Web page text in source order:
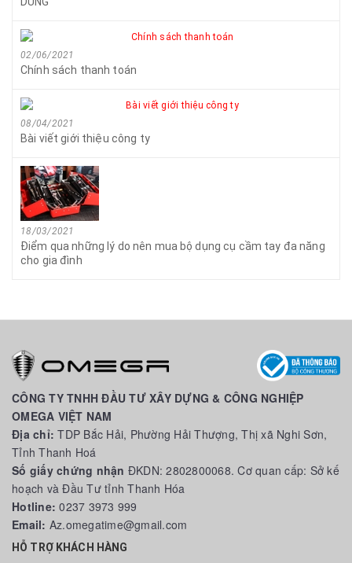
02/06/2021
Chính sách thanh toán
08/04/2021
Bài viết giới thiệu công ty
18/03/2021
Điểm qua những lý do nên mua bộ dụng cụ cầm tay đa năng
cho gia đình
CÔNG TY TNHH ĐẦU TƯ XÂY DỰNG & CÔNG NGHIỆP
OMEGA VIỆT NAM
Địa chỉ:TDP Bắc Hải, Phường Hải Thượng, Thị xã Nghi Sơn,
Tỉnh Thanh Hoá
Số giấy chứng nhận ĐKDN: 2802800068. Cơ quan cấp: Sở kế
hoạch và Đầu Tư tỉnh Thanh Hóa
Hotline:0237 3973 999
Email: Az.omegatime@gmail.com
HỖ TRỢ KHÁCH HÀNG